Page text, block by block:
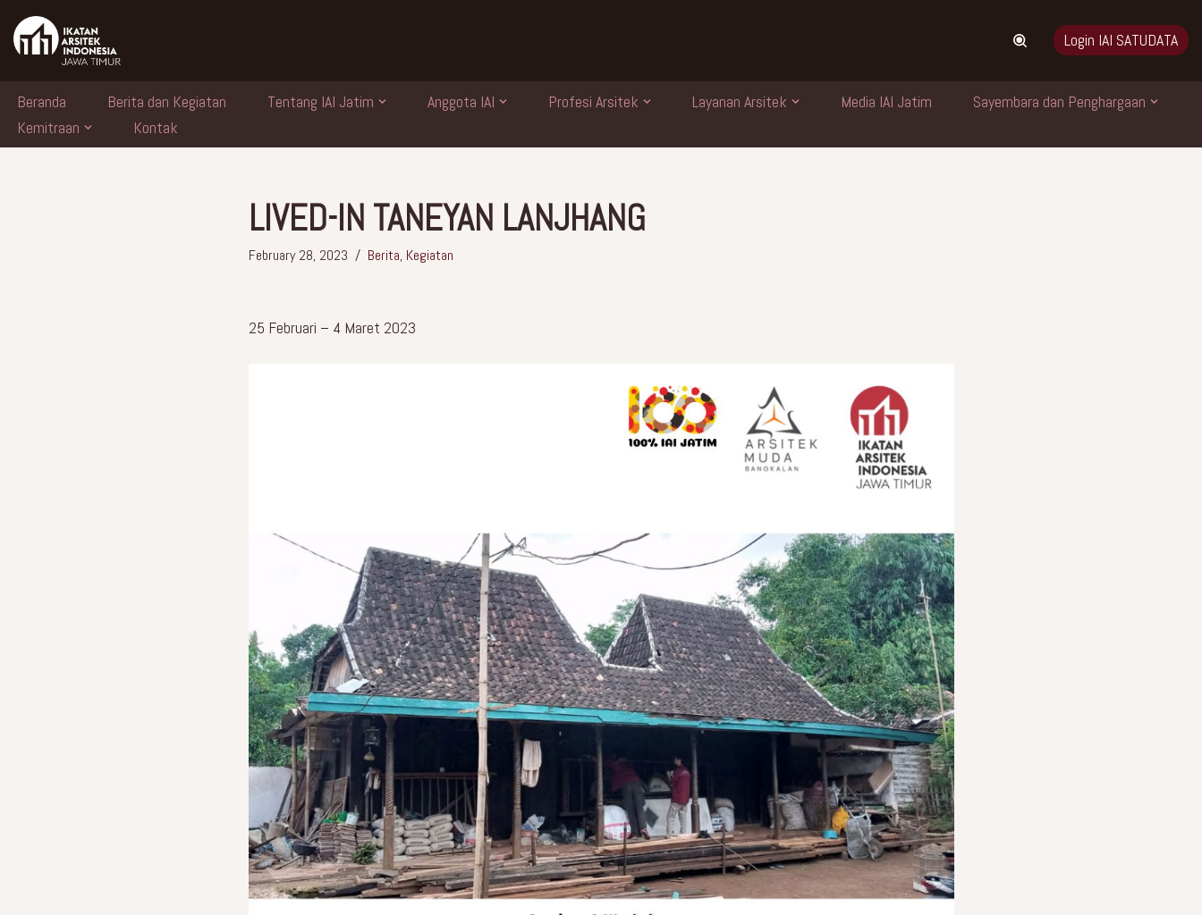
Skip
Login IAI SATUDATA
Beranda Berita dan Kegiatan Tentang IAI Jatim Anggota IAI Profesi Arsitek Layanan Arsitek Media IAI Jatim
Sayembara dan Penghargaan
Kemitraan
Kontak
LIVED-IN TANEYAN LANJHANG
February 28, 2023 Berita, Kegiatan
25 Februari – 4 Maret 2023